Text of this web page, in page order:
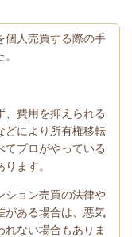
個人売買する際の手
、費用を抑えられる
どにより所有権移転
てプロがやっている
ます。
ション売買の法律や
がある場合は、悪気
ない場合もありま